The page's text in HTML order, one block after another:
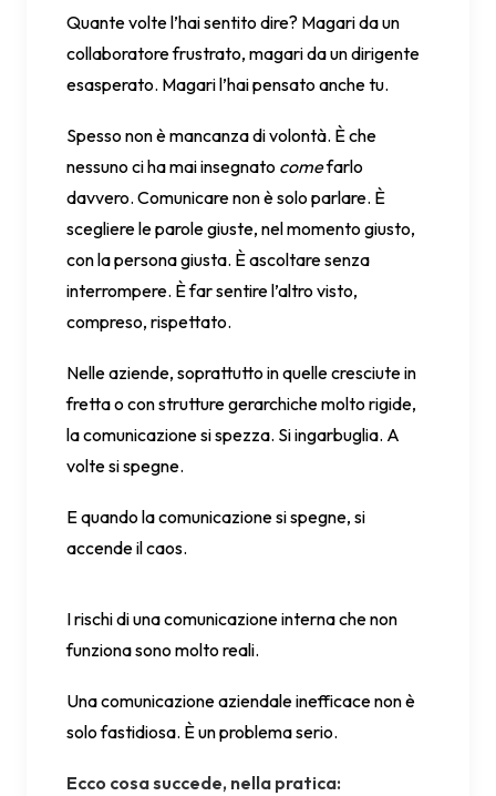
Quante volte l’hai sentito dire? Magari da un
collaboratore frustrato, magari da un dirigente
esasperato. Magari l’hai pensato anche tu.
Spesso non è mancanza di volontà. È che
nessuno ci ha mai insegnato comefarlo
davvero. Comunicare non è solo parlare. È
scegliere le parole giuste, nel momento giusto,
con la persona giusta. È ascoltare senza
interrompere. È far sentire l’altro visto,
compreso, rispettato.
Nelle aziende, soprattutto in quelle cresciute in
fretta o con strutture gerarchiche molto rigide,
la comunicazione si spezza. Si ingarbuglia. A
volte si spegne.
E quando la comunicazione si spegne, si
accende il caos.
I rischi di una comunicazione interna che non
funziona sono molto reali.
Una comunicazione aziendale inefficace non è
solo fastidiosa. È un problema serio.
Ecco cosa succede, nella pratica: